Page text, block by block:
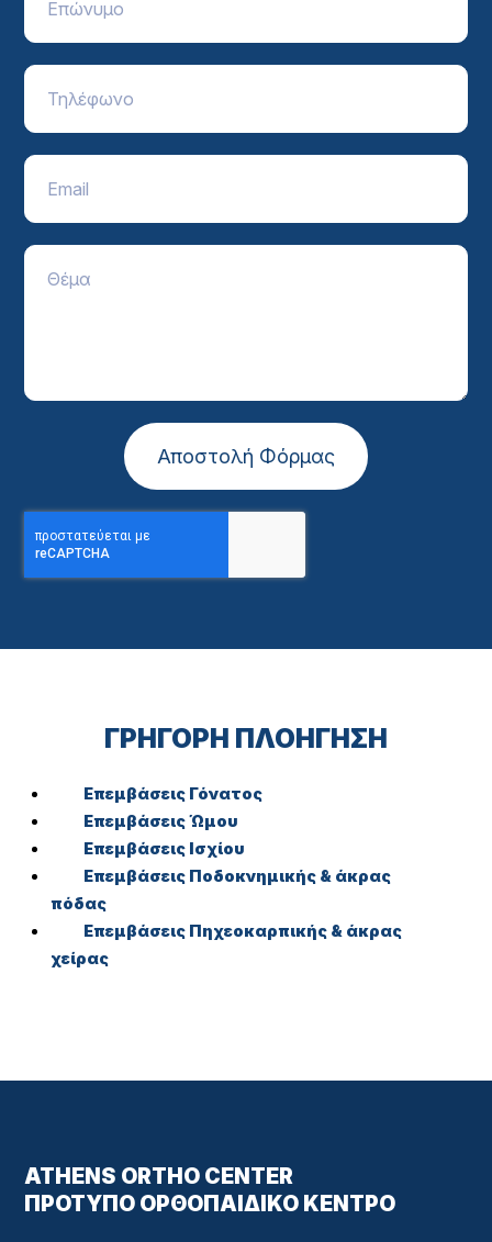
Αποστολή Φόρμας
ΓΡΗΓΟΡΗ ΠΛΟΗΓΗΣΗ
Επεμβάσεις Γόνατος
Επεμβάσεις Ώμου
Επεμβάσεις Ισχίου
Επεμβάσεις Ποδοκνημικής & άκρας
πόδας
Επεμβάσεις Πηχεοκαρπικής & άκρας
χείρας
ATHENS ORTHO CENTER
ΠΡΌΤΥΠΟ ΟΡΘΟΠΑΙΔΙΚΌ ΚΈΝΤΡΟ